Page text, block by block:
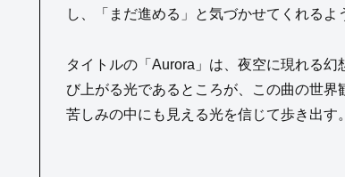
し、「まだ進める」と気づかせてくれるよ
タイトルの「Aurora」は、夜空に現れる
び上がる光であるところが、この曲の世界
苦しみの中にも見える光を信じて歩き出す